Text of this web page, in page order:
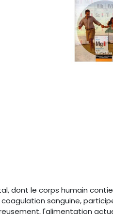
dont le corps humain
sanguine,
l'alimentation